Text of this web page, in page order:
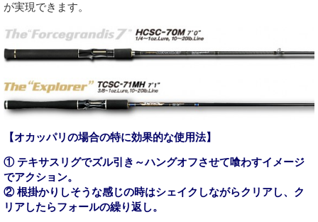
が実現できます。
【オカッパリの場合の特に効果的な使用法】
① テキサスリグでズル引き～ハングオフさせて喰わすイメージ
でアクション。
② 根掛かりしそうな感じの時はシェイクしながらクリアし、ク
リアしたらフォールの繰り返し。